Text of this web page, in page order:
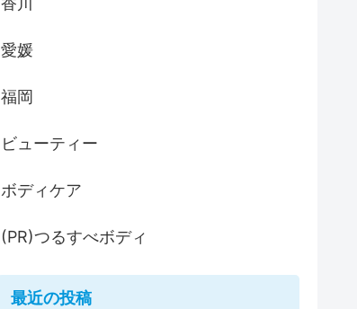
愛媛
福岡
ビューティー
ボディケア
(PR)つるすべボディ
最近の投稿